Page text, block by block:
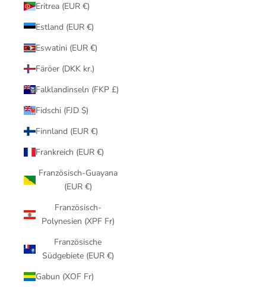
Eritrea (EUR €)
Estland (EUR €)
Eswatini (EUR €)
Färöer (DKK kr.)
Falklandinseln (FKP £)
Fidschi (FJD $)
Finnland (EUR €)
Frankreich (EUR €)
Französisch-Guayana
(EUR €)
Französisch-
Polynesien (XPF Fr)
Französische
Südgebiete (EUR €)
Gabun (XOF Fr)